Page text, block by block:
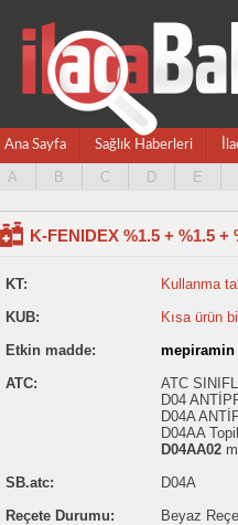
Ana Sayfa Sağlık Haberleri
A B C D E
K-FENIDEX %1.5 + %1.5 +
KT:
Kullanma
KUB:
Kısa ürün
Etkin madde:
mepiramin
ATC:
ATC
D04
D04A
D04AA
D04AA02
SB.atc:
D04A
Reçete Durumu:
Beyaz